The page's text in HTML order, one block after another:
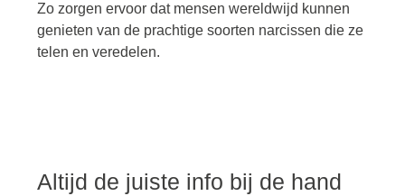
Zo zorgen ervoor dat mensen wereldwijd kunnen
genieten van de prachtige soorten narcissen die ze
telen en veredelen.
Altijd de juiste info bij de hand